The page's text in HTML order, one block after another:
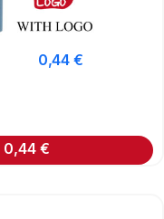
0,44 €
0,44 €